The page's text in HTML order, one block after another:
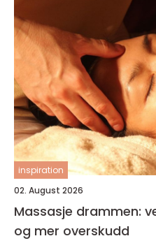
inspiration
02. August 2026
Massasje drammen:
og mer overskudd